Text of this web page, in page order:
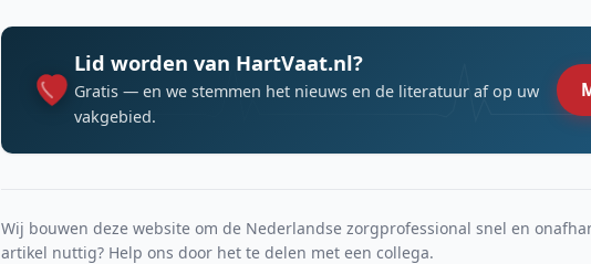
Lid worden van HartVaat.nl?
Gratis — en we stemmen het nieuws en de literatuur af op uw
vakgebied.
Wij bouwen deze website om de Nederlandse zorgprofessional snel en
artikel nuttig? Help ons door het te delen met een collega.